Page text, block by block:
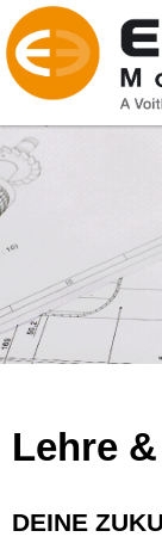
Lehre
DEINE